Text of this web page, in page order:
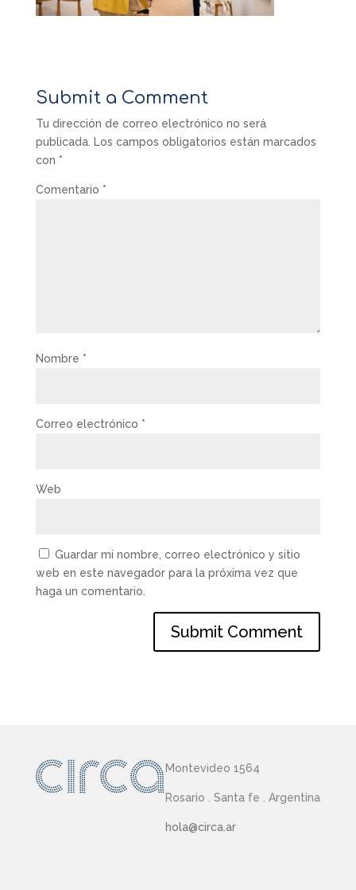
Submit a Comment
Tu dirección de correo electrónico no será
publicada. Los campos obligatorios están marcados
con *
Comentario *
Nombre *
Correo electrónico *
Web
Guardar mi nombre, correo electrónico y sitio
web en este navegador para la próxima vez que
haga un comentario.
Montevideo 1564
Rosario . Santa fe . Argentina
hola@circa.ar